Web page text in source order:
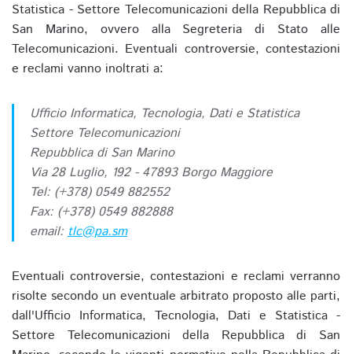
Statistica - Settore Telecomunicazioni della Repubblica di
San Marino, ovvero alla Segreteria di Stato alle
Telecomunicazioni. Eventuali controversie, contestazioni
e reclami vanno inoltrati a:
Ufficio Informatica, Tecnologia, Dati e Statistica
Settore Telecomunicazioni
Repubblica di San Marino
Via 28 Luglio, 192 - 47893 Borgo Maggiore
Tel: (+378) 0549 882552
Fax: (+378) 0549 882888
email: tlc@pa.sm
Eventuali controversie, contestazioni e reclami verranno
risolte secondo un eventuale arbitrato proposto alle parti,
dall'Ufficio Informatica, Tecnologia, Dati e Statistica -
Settore Telecomunicazioni della Repubblica di San